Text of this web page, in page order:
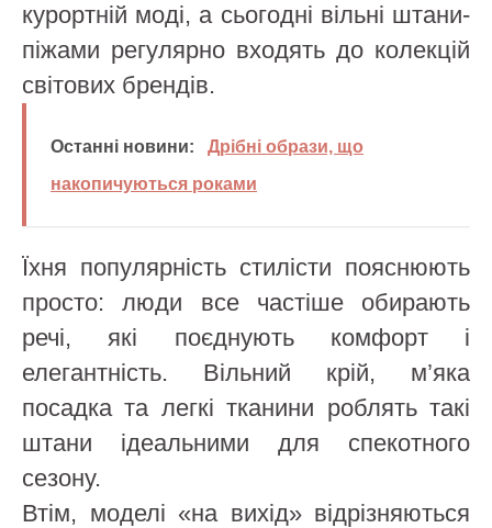
курортній моді, а сьогодні вільні штани-
піжами регулярно входять до колекцій
світових брендів.
Останні новини:
Дрібні образи, що
накопичуються роками
Їхня популярність стилісти пояснюють
просто: люди все частіше обирають
речі, які поєднують комфорт і
елегантність. Вільний крій, м’яка
посадка та легкі тканини роблять такі
штани ідеальними для спекотного
сезону.
Втім, моделі «на вихід» відрізняються